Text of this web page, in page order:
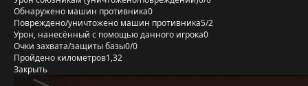
Обнаружено машин противника0
Повреждено/уничтожено машин противника5/2
Урон, нанесённый с помощью данного игрока0
Очки захвата/защиты базы0/0
Пройдено километров1,32
Закрыть